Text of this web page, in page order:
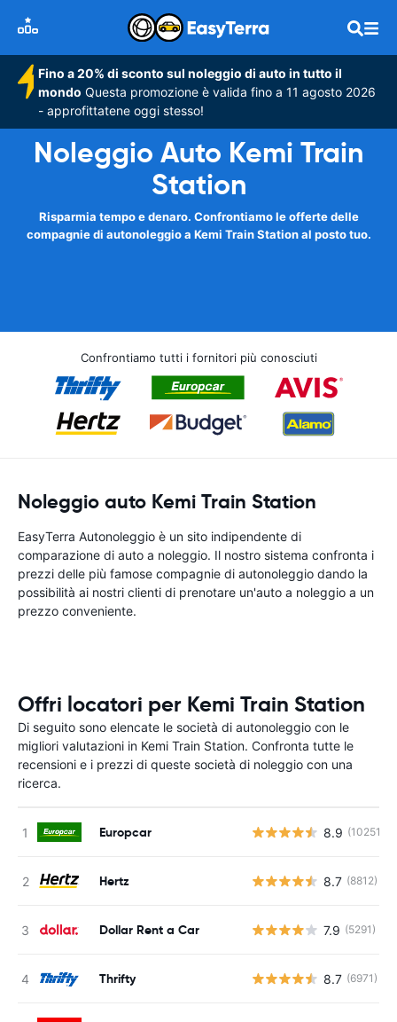
Fino a 20% di sconto sul noleggio di auto in tutto il
mondo Questa promozione è valida fino a 11 agosto 2026
- approfittatene oggi stesso!
Noleggio Auto Kemi Train
Station
Risparmia tempo e denaro. Confrontiamo le offerte delle
compagnie di autonoleggio a Kemi Train Station al posto tuo.
Confrontiamo tutti i fornitori più conosciuti
Noleggio auto Kemi Train Station
EasyTerra Autonoleggio è un sito indipendente di
comparazione di auto a noleggio. Il nostro sistema confronta i
prezzi delle più famose compagnie di autonoleggio dando la
possibilità ai nostri clienti di prenotare un'auto a noleggio a un
prezzo conveniente.
Offri locatori per Kemi Train Station
Di seguito sono elencate le società di autonoleggio con le
migliori valutazioni in Kemi Train Station. Confronta tutte le
recensioni e i prezzi di queste società di noleggio con una
ricerca.
Europcar 8.9 (10251)
Hertz 8.7 (8812)
Dollar Rent a Car 7.9 (5291)
Thrifty 8.7 (6971)